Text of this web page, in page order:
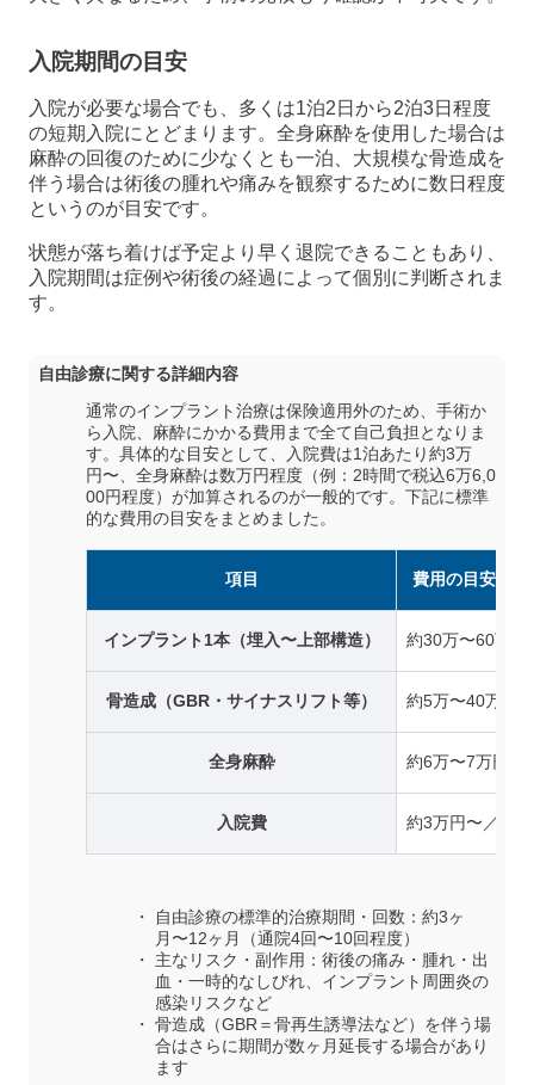
入院期間の目安
入院が必要な場合でも、多くは1泊2日から2泊3日程度
の短期入院にとどまります。全身麻酔を使用した場合は
麻酔の回復のために少なくとも一泊、大規模な骨造成を
伴う場合は術後の腫れや痛みを観察するために数日程度
というのが目安です。
状態が落ち着けば予定より早く退院できることもあり、
入院期間は症例や術後の経過によって個別に判断されま
す。
自由診療に関する詳細内容
通常のインプラント治療は保険適用外のため、手術か
ら入院、麻酔にかかる費用まで全て自己負担となりま
す。具体的な目安として、入院費は1泊あたり約3万
円〜、全身麻酔は数万円程度（例：2時間で税込6万6,0
00円程度）が加算されるのが一般的です。下記に標準
的な費用の目安をまとめました。
項目 費用の目安（
インプラント1本（埋入〜上部構造） 約30万〜60万円
骨造成（GBR・サイナスリフト等） 約5万〜40万円
全身麻酔 約6万〜7万円
入院費 約3万円〜／泊
自由診療の標準的治療期間・回数：約3ヶ
月〜12ヶ月（通院4回〜10回程度）
主なリスク・副作用：術後の痛み・腫れ・出
血・一時的なしびれ、インプラント周囲炎の
感染リスクなど
骨造成（GBR＝骨再生誘導法など）を伴う場
合はさらに期間が数ヶ月延長する場合があり
ます